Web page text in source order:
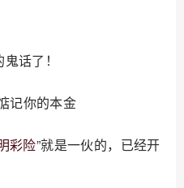
话了！
记你的本金
彩险”就是一伙的，已经开